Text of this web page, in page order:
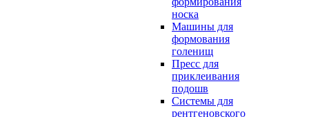
носка
Машины для
формования
голенищ
Пресс для
приклеивания
подошв
Системы для
рентгеновского